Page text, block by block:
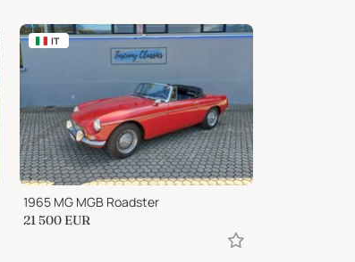
IT
1965 MG MGB Roadster
21 500 EUR